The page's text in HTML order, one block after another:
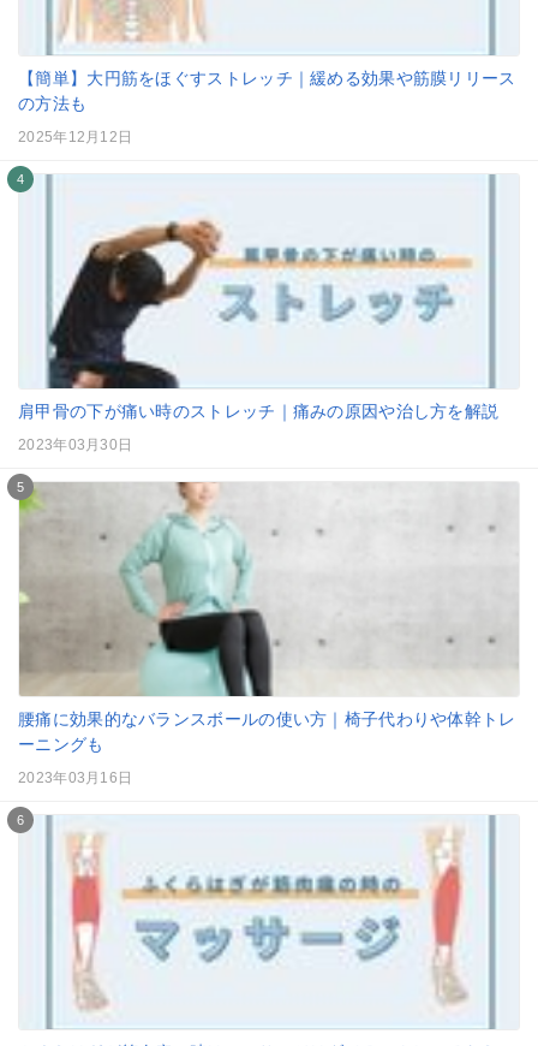
【簡単】大円筋をほぐすストレッチ｜緩める効果や筋膜リリース
の方法も
2025年12月12日
4
肩甲骨の下が痛い時のストレッチ｜痛みの原因や治し方を解説
2023年03月30日
5
腰痛に効果的なバランスボールの使い方｜椅子代わりや体幹トレ
ーニングも
2023年03月16日
6